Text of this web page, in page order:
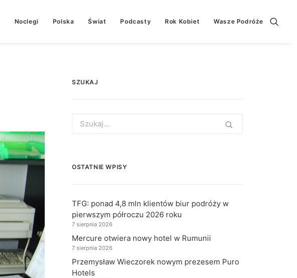
Noclegi Polska Świat Podcasty Rok Kobiet Wasze Podróże
SZUKAJ
for:
OSTATNIE WPISY
TFG: ponad 4,8 mln klientów biur podróży w
pierwszym półroczu 2026 roku
7 sierpnia 2026
Mercure otwiera nowy hotel w Rumunii
7 sierpnia 2026
Przemysław Wieczorek nowym prezesem Puro
Hotels